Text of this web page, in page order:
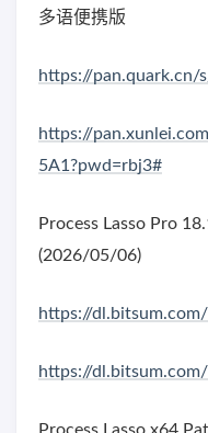
多语便携版
https://pan.quark.cn/
https://
5A1?pwd=rbj3#
Process Lasso Pro
(2026/05/06)
https://
https://
Process Lasso x64